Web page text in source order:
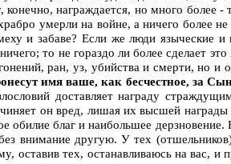
награждается, но много
умерли на войне, а ничего более
и забаве? Если же люди
то не гораздо ли более сделает
ран, уз, убийства и смерти, но
имя ваше, как бесчестное, за
доставляет награду
он вред, лишая их высшей
обилие благ и наибольшее
внимание другую. У тех
оставив тех, останавливаюсь на